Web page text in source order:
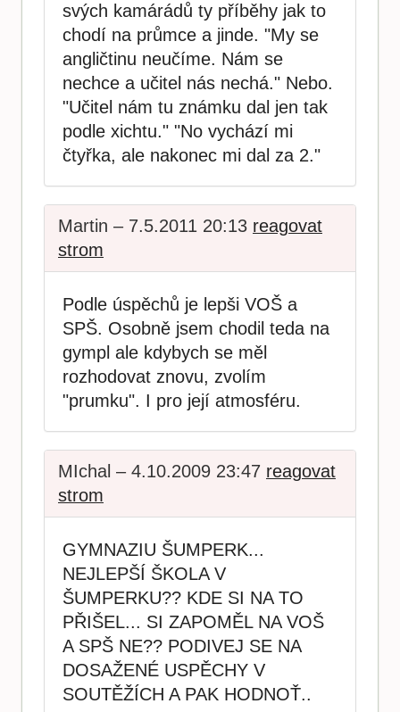
svých kamárádů ty příběhy jak to
chodí na průmce a jinde. "My se
angličtinu neučíme. Nám se
nechce a učitel nás nechá." Nebo.
"Učitel nám tu známku dal jen tak
podle xichtu." "No vychází mi
čtyřka, ale nakonec mi dal za 2."
Martin – 7.5.2011 20:13 reagovat
strom
Podle úspěchů je lepši VOŠ a
SPŠ. Osobně jsem chodil teda na
gympl ale kdybych se měl
rozhodovat znovu, zvolím
"prumku". I pro její atmosféru.
MIchal – 4.10.2009 23:47 reagovat
strom
GYMNAZIU ŠUMPERK...
NEJLEPŠÍ ŠKOLA V
ŠUMPERKU?? KDE SI NA TO
PŘIŠEL... SI ZAPOMĚL NA VOŠ
A SPŠ NE?? PODIVEJ SE NA
DOSAŽENÉ USPĚCHY V
SOUTĚŽÍCH A PAK HODNOŤ..